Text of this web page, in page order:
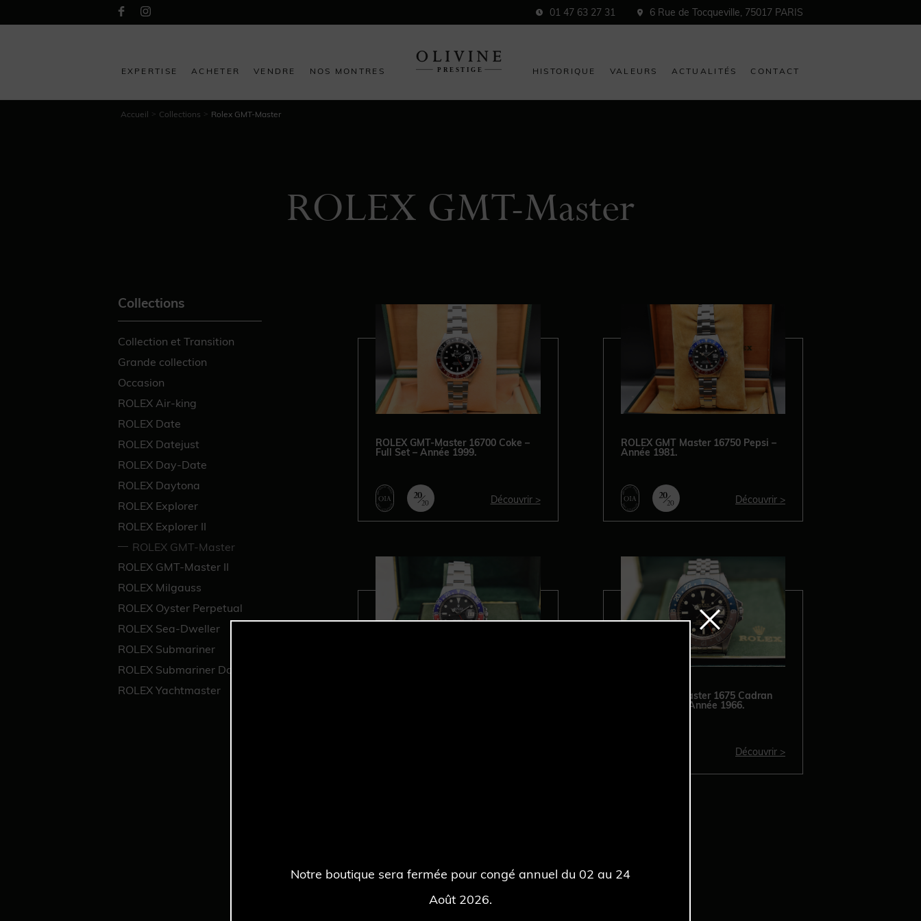
01 47 63 27 31 6 Rue de Tocqueville, 75017 PARIS
EXPERTISE ACHETER VENDRE NOS MONTRES HISTORIQUE VALEURS ACTUALITÉS CONTACT
Accueil > Collections > Rolex GMT-Master
ROLEX GMT-Master
Collections
Collection et Transition
Grande collection
Occasion
ROLEX Air-king
ROLEX Date
ROLEX Datejust
ROLEX Day-Date
ROLEX Daytona
ROLEX Explorer
ROLEX Explorer II
ROLEX GMT-Master
ROLEX GMT-Master II
ROLEX Milgauss
ROLEX Oyster Perpetual
ROLEX Sea-Dweller
ROLEX Submariner
ROLEX Submariner Date
ROLEX Yachtmaster
ROLEX GMT-Master 16700 Coke –
Full Set – Année 1999.
Découvrir >
ROLEX GMT Master 16750 Pepsi –
Année 1981.
Découvrir >
ROLEX GMT Master 1675 Cadran
Laqué / GILT – Année 1966.
Découvrir >
Notre boutique sera fermée pour congé annuel du 02 au 24
Août 2026.